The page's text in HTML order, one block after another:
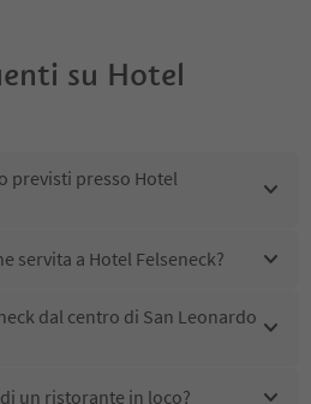
su Hotel
previsti presso Hotel
servita a Hotel Felseneck?
dal centro di San Leonardo
un ristorante in loco?